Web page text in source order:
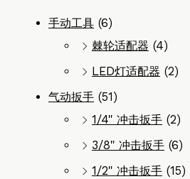
手动工具 (6)
棘轮适配器 (4)
LED灯适配器 (2)
气动扳手 (51)
1/4" 冲击扳手 (2)
3/8" 冲击扳手 (6)
1/2" 冲击扳手 (15)